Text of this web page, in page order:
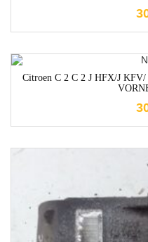
Citroen C 2 C 2 J HFX/J